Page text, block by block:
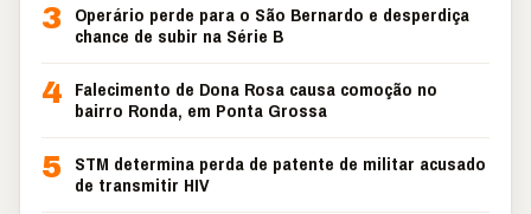
3 Operário perde para o São Bernardo e desperdiça
chance de subir na Série B
4 Falecimento de Dona Rosa causa comoção no
bairro Ronda, em Ponta Grossa
5 STM determina perda de patente de militar acusado
de transmitir HIV